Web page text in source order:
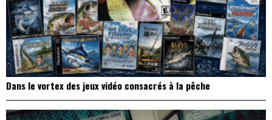
Dans le vortex des jeux vidéo consacrés à la pêche